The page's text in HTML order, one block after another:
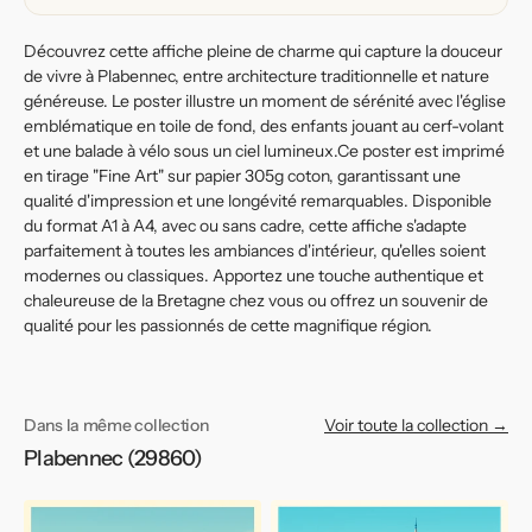
Découvrez cette affiche pleine de charme qui capture la douceur
de vivre à Plabennec, entre architecture traditionnelle et nature
généreuse. Le poster illustre un moment de sérénité avec l'église
emblématique en toile de fond, des enfants jouant au cerf-volant
et une balade à vélo sous un ciel lumineux.Ce poster est imprimé
en tirage "Fine Art" sur papier 305g coton, garantissant une
qualité d'impression et une longévité remarquables. Disponible
du format A1 à A4, avec ou sans cadre, cette affiche s'adapte
parfaitement à toutes les ambiances d'intérieur, qu'elles soient
modernes ou classiques. Apportez une touche authentique et
chaleureuse de la Bretagne chez vous ou offrez un souvenir de
qualité pour les passionnés de cette magnifique région.
Dans la même collection
Plabennec (29860)
Voir toute la collection →
Affiche
Affiche